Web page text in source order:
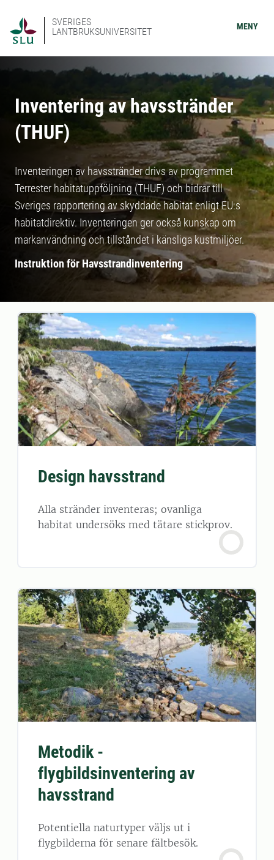
SVERIGES
LANTBRUKSUNIVERSITET
MENY
Inventering av havsstränder
(THUF)
Inventeringen av havsstränder drivs av programmet
Terrester habitatuppföljning (THUF) och bidrar till
Sveriges rapportering av skyddade habitat enligt EU:s
habitatdirektiv. Inventeringen ger också kunskap om
markanvändning och tillståndet i känsliga kustmiljöer.
Instruktion för Havsstrandinventering
Design havsstrand
Alla stränder inventeras; ovanliga
habitat undersöks med tätare stickprov.
Metodik -
flygbildsinventering av
havsstrand
Potentiella naturtyper väljs ut i
flygbilderna för senare fältbesök.